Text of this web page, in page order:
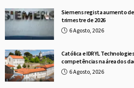
Siemens regista aumento
trimestre de 2026
6 Agosto, 2026
Católica e IDRYL
competências na área dos
6 Agosto, 2026